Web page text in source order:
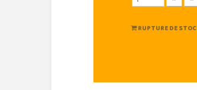
RUPTURE DE